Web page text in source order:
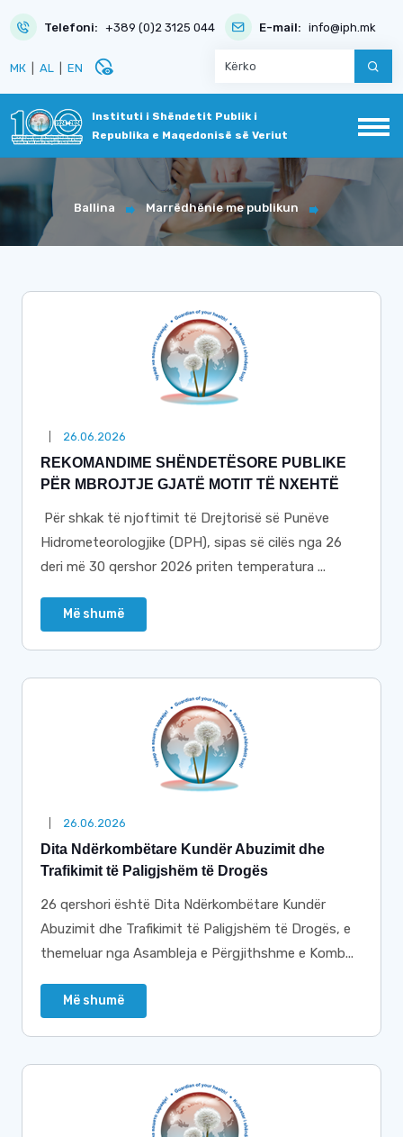
Telefoni: +389 (0)2 3125 044 E-mail: info@iph.mk
МК AL EN disabled_visible
Instituti i Shëndetit Publik i
Republika e Maqedonisë së Veriut
Ballina Marrëdhënie me publikun
26.06.2026
REKOMANDIME SHËNDETËSORE PUBLIKE
PËR MBROJTJE GJATË MOTIT TË NXEHTË
Për shkak të njoftimit të Drejtorisë së Punëve
Hidrometeorologjike (DPH), sipas së cilës nga 26
deri më 30 qershor 2026 priten temperatura ...
Më shumë
26.06.2026
Dita Ndërkombëtare Kundër Abuzimit dhe
Trafikimit të Paligjshëm të Drogës
26 qershori është Dita Ndërkombëtare Kundër
Abuzimit dhe Trafikimit të Paligjshëm të Drogës, e
themeluar nga Asambleja e Përgjithshme e Komb...
Më shumë